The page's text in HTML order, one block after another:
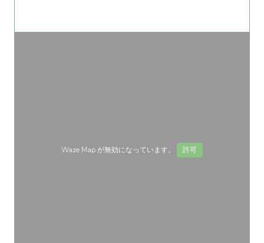
Waze Map が無効になっています。 許可